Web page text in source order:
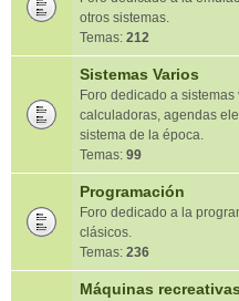
otros sistemas.
Temas: 212
Sistemas Varios
Foro dedicado a
calculadoras, agendas
sistema de la época.
Temas: 99
Programación
Foro dedicado a la
clásicos.
Temas: 236
Máquinas recreativas